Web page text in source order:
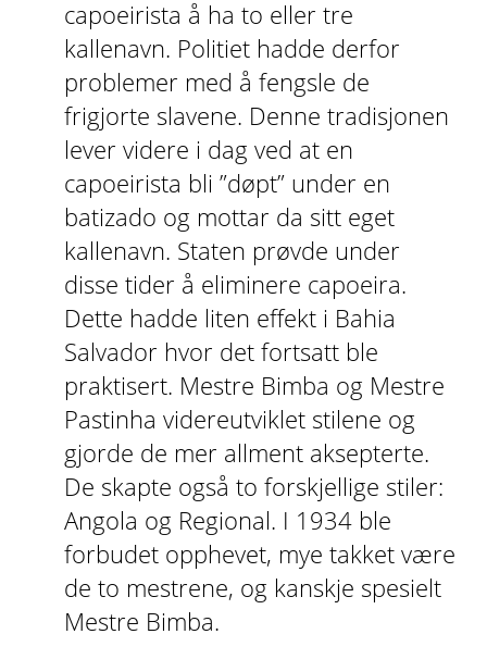
capoeirista å ha to eller tre
kallenavn. Politiet hadde derfor
problemer med å fengsle de
frigjorte slavene. Denne tradisjonen
lever videre i dag ved at en
capoeirista bli ”døpt” under en
batizado og mottar da sitt eget
kallenavn. Staten prøvde under
disse tider å eliminere capoeira.
Dette hadde liten effekt i Bahia
Salvador hvor det fortsatt ble
praktisert. Mestre Bimba og Mestre
Pastinha videreutviklet stilene og
gjorde de mer allment aksepterte.
De skapte også to forskjellige stiler:
Angola og Regional. I 1934 ble
forbudet opphevet, mye takket være
de to mestrene, og kanskje spesielt
Mestre Bimba.